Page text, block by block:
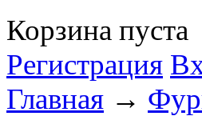
Корзина пуста
Регистрация
Главная →